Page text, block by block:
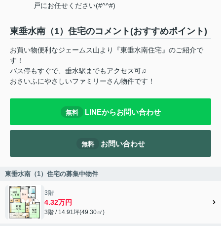
戸にお任せください(#^^#)
東垂水南（1）住宅のコメント(おすすめポイント)
お買い物便利なジェームス山より『東垂水南住宅』のご紹介で
す！
バス停もすぐで、垂水駅までもアクセス可♫
おさいふにやさしいファミリーさん物件です！
無料 LINEからお問い合わせ
無料 お問い合わせ
東垂水南（1）住宅の募集中物件
3階
4.32万円
3階 / 14.91坪(49.30㎡)